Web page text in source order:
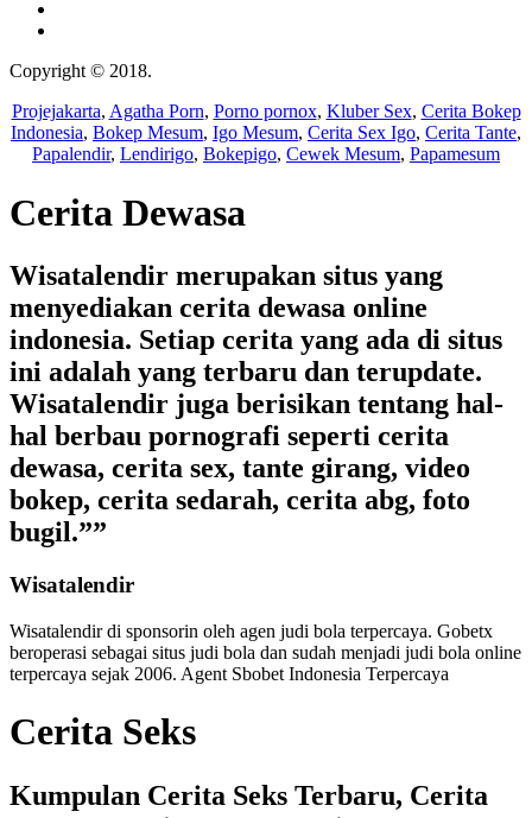
Copyright © 2018.
Projejakarta, Agatha Porn, Porno pornox, Kluber Sex, Cerita Bokep
Indonesia, Bokep Mesum, Igo Mesum, Cerita Sex Igo, Cerita Tante,
Papalendir, Lendirigo, Bokepigo, Cewek Mesum, Papamesum
Cerita Dewasa
Wisatalendir merupakan situs yang
menyediakan cerita dewasa online
indonesia. Setiap cerita yang ada di situs
ini adalah yang terbaru dan terupdate.
Wisatalendir juga berisikan tentang hal-
hal berbau pornografi seperti cerita
dewasa, cerita sex, tante girang, video
bokep, cerita sedarah, cerita abg, foto
bugil.””
Wisatalendir
Wisatalendir di sponsorin oleh agen judi bola terpercaya. Gobetx
beroperasi sebagai situs judi bola dan sudah menjadi judi bola online
terpercaya sejak 2006. Agent Sbobet Indonesia Terpercaya
Cerita Seks
Kumpulan Cerita Seks Terbaru, Cerita